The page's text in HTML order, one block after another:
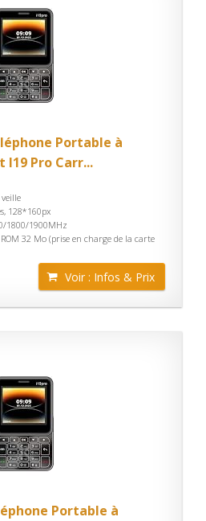
Portable à
I19 Pro Carr...
128*160px
1800/1900MHz
32 Mo (prise en charge de la carte
Voir : Infos & Prix
Portable à